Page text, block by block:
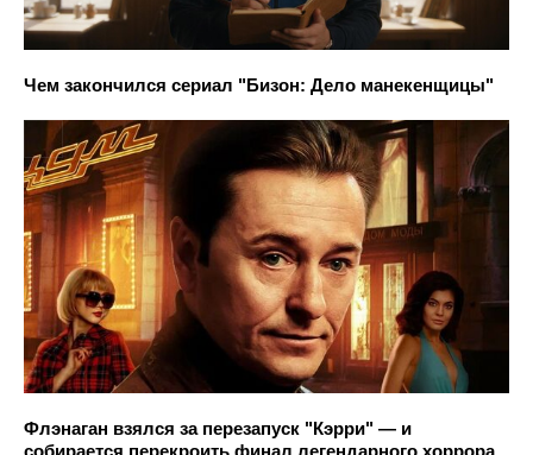
Чем закончился сериал "Бизон: Дело манекенщицы"
Флэнаган взялся за перезапуск "Кэрри" — и
собирается перекроить финал легендарного хоррора